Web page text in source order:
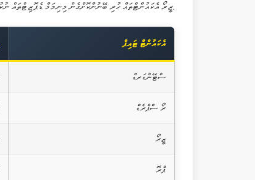
ޒީރޯ އެކައުންޓްތައް ހުރި ބޭނުންކޮށްގެން މިނިމަމް ޑެޕޮޒިޓްތައް ނުކުރެވޭ.
އެކައުންޓް ޓައިޕް
ސްޓޭންޑަރޑް
ރޯ ސްޕްރެޑް
ޒީރޯ
ޕްރޮ